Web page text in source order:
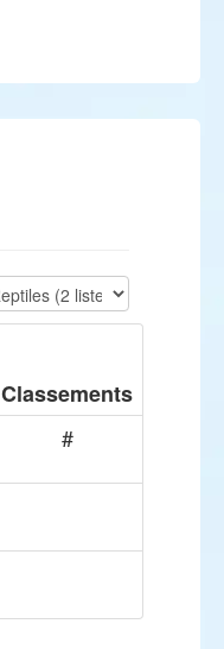
Classements
#